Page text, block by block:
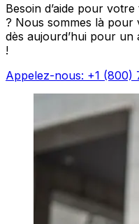
Besoin d’aide pour
? Nous sommes là
dès aujourd’hui pour
!
Appelez-nous: +1 (800)